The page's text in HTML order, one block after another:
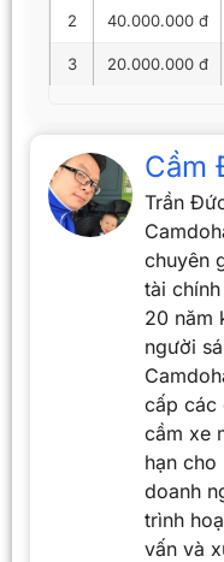
2 40.000.000 đ
3 20.000.000 đ
Cầm
Trần
chuyên
tài
20 năm
người
cấp các
cầm xe
hạn cho
doanh
trình
vấn và